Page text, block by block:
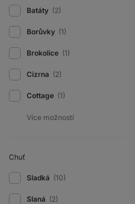
Batáty (2)
Borůvky (1)
Brokolice (1)
Cizrna (2)
Cottage (1)
Chuť
Sladká (10)
Slaná (2)